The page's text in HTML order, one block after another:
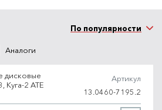
Аналоги
По популярности
дисковые
Куга-2 ATE
Артикул
13.0460-7195.2